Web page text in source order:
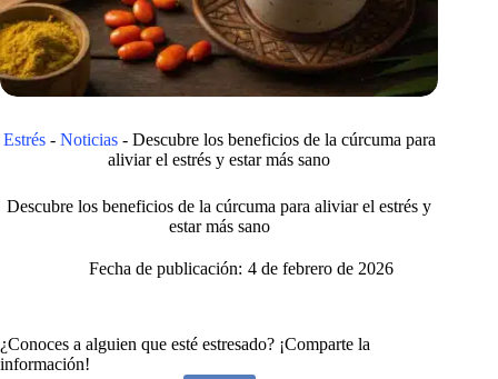
Estrés- Noticias- Descubre los beneficios de la cúrcuma para
aliviar el estrés y estar más sano
Descubre los beneficios de la cúrcuma para aliviar el estrés y
estar más sano
Fecha de publicación: 4 de febrero de 2026
¿Conoces a alguien que esté estresado? ¡Comparte la
información!